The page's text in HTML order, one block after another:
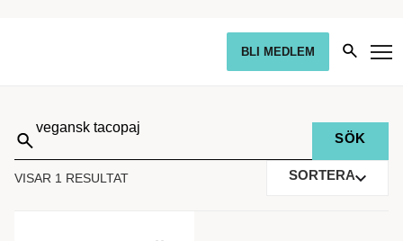
BLI MEDLEM
Sök
på:
VISAR 1 RESULTAT SORTERA